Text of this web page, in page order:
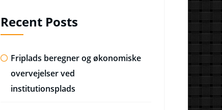
Recent Posts
Friplads beregner og økonomiske
overvejelser ved
institutionsplads